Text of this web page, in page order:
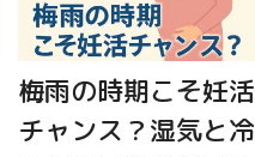
梅雨の時期こそ妊活
チャンス？湿気と冷